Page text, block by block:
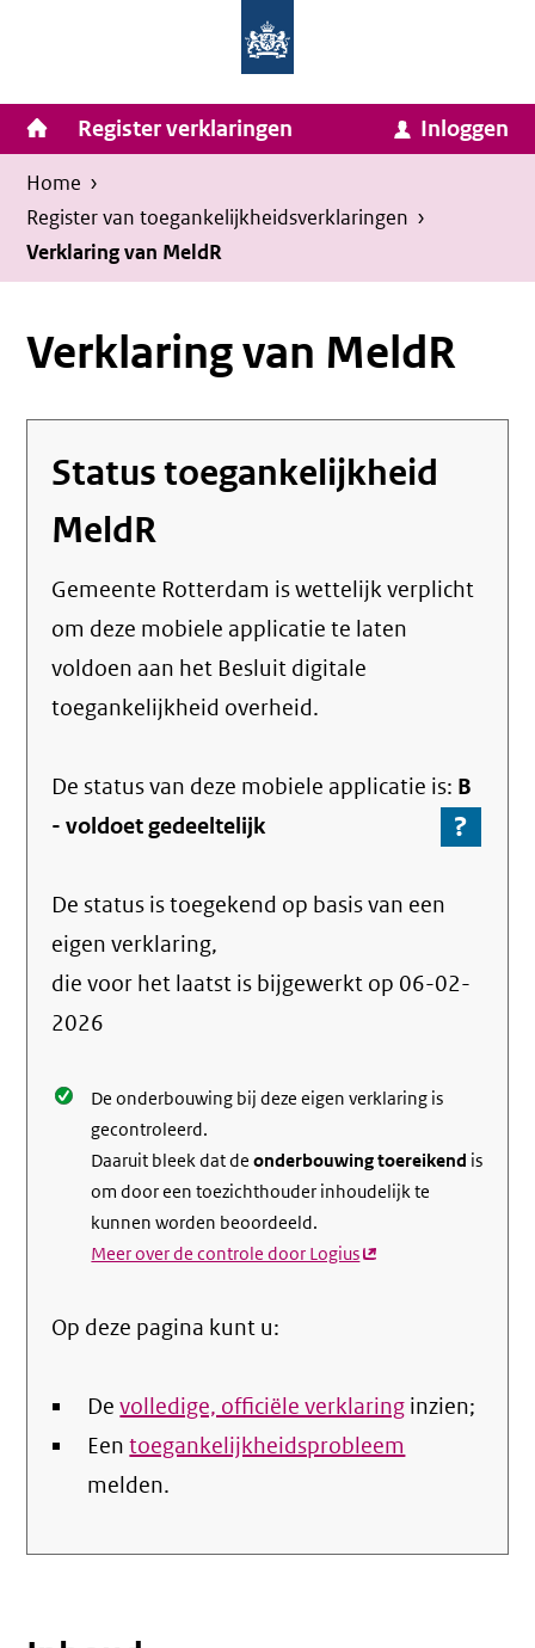
inhoud
van
Zaken
Koninkrijksrelaties
Homepage
van
Invulassistent
Toegankelijkheidsverklaring
Toegankelijkheidsverklaring
Hoofdnavigatie
Register verklaringen Inloggen
Kruimelpad
U
bevindt
zich
hier:
Home ›
Register van toegankelijkheids­verklaringen ›
Verklaring van MeldR
Verklaring van MeldR
Status toegankelijkheid
MeldR
Gemeente Rotterdam is wettelijk verplicht
om deze mobiele applicatie te laten
voldoen aan het Besluit digitale
toegankelijkheid overheid.
De status van deze mobiele applicatie is: B
-voldoet gedeeltelijk ?
Ga
over
De status is toegekend op basis van een
eigen verklaring,
die voor het laatst is bijgewerkt op 06-02-
2026
De onderbouwing bij deze eigen verklaring is
gecontroleerd.
Daaruit bleek dat deonderbouwing toereikend is
om door een toezichthouder inhoudelijk te
kunnen worden beoordeeld.
Meer over de controle door Logius(externe
Op deze pagina kunt u:
Devolledige, officiële verklaring inzien;
Eentoegankelijkheidsprobleem
melden.